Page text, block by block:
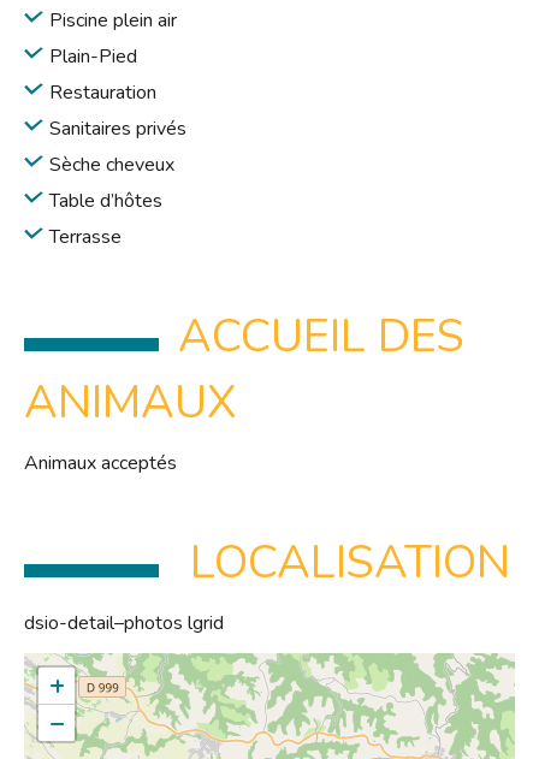
Piscine plein air
Plain-Pied
Restauration
Sanitaires privés
Sèche cheveux
Table d’hôtes
Terrasse
ACCUEIL DES
ANIMAUX
Animaux acceptés
LOCALISATION
dsio-detail–photos lgrid
+
−